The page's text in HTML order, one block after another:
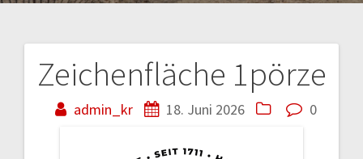
Zeichenfläche 1pörze
admin_kr 18. Juni 2026 0
Beitragsnavigation